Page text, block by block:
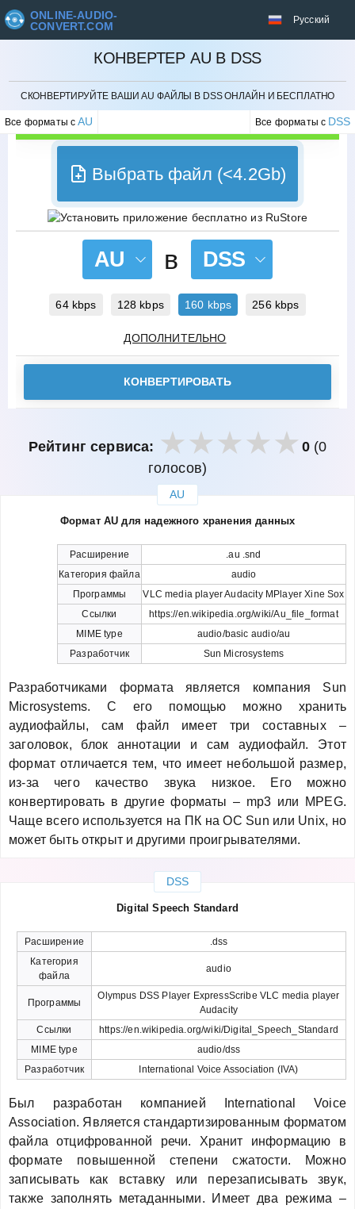
ONLINE-AUDIO-
CONVERT.COM
Русский
КОНВЕРТЕР AU В DSS
СКОНВЕРТИРУЙТЕ ВАШИ AU ФАЙЛЫ В DSS ОНЛАЙН И БЕСПЛАТНО
Все форматы сAU Все форматы с DSS
ОТМЕНИТЬ
Выбрать файл (<4.2Gb)
AU в DSS
64 kbps 128 kbps 160 kbps 256 kbps
ДОПОЛНИТЕЛЬНО
КОНВЕРТИРОВАТЬ
Рейтинг сервиса: 0(0
голосов)
AU
Формат AU для надежного хранения данных
Расширение
.au .snd
Категория файла
audio
Программы
VLC media player Audacity MPlayer Xine Sox
Ссылки
https://en.wikipedia.org/wiki/Au_file_format
MIME type
audio/basic audio/au
Разработчик
Sun Microsystems
Разработчиками формата является компания Sun
Microsystems. С его помощью можно хранить
аудиофайлы, сам файл имеет три составных –
заголовок, блок аннотации и сам аудиофайл. Этот
формат отличается тем, что имеет небольшой размер,
из-за чего качество звука низкое. Его можно
конвертировать в другие форматы – mp3 или MPEG.
Чаще всего используется на ПК на OC Sun или Unix, но
может быть открыт и другими проигрывателями.
DSS
Digital Speech Standard
Расширение
.dss
Категория
файла
audio
Программы
Olympus DSS Player ExpressScribe VLC media player
Audacity
Ссылки
https://en.wikipedia.org/wiki/Digital_Speech_Standard
MIME type
audio/dss
Разработчик
International Voice Association (IVA)
Был разработан компанией International Voice
Association. Является стандартизированным форматом
файла отцифрованной речи. Хранит информацию в
формате повышенной степени сжатости. Можно
записывать как вставку или перезаписывать звук,
также заполнять метаданными. Имеет два режима –